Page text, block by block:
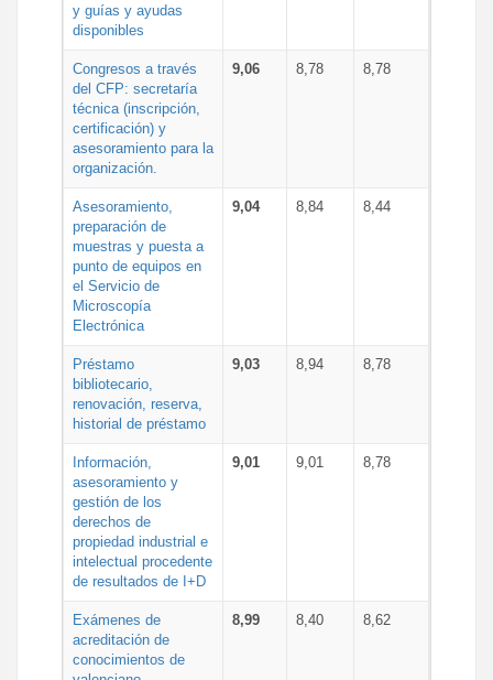
y guías y ayudas
disponibles
Congresos a través
del CFP: secretaría
técnica (inscripción,
certificación) y
asesoramiento para la
organización.
9,06 8,78 8,78
Asesoramiento,
preparación de
muestras y puesta a
punto de equipos en
el Servicio de
Microscopía
Electrónica
9,04 8,84 8,44
Préstamo
bibliotecario,
renovación, reserva,
historial de préstamo
9,03 8,94 8,78
Información,
asesoramiento y
gestión de los
derechos de
propiedad industrial e
intelectual procedente
de resultados de I+D
9,01 9,01 8,78
Exámenes de
acreditación de
conocimientos de
8,99 8,40 8,62